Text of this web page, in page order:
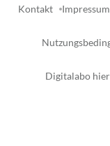
Kontakt Impressum
Digitalabo